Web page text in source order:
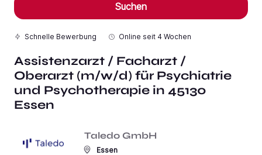
Suchen
Schnelle Bewerbung Online seit 4 Wochen
Assistenzarzt / Facharzt /
Oberarzt (m/w/d) für Psychiatrie
und Psychotherapie in 45130
Essen
Taledo GmbH
Essen